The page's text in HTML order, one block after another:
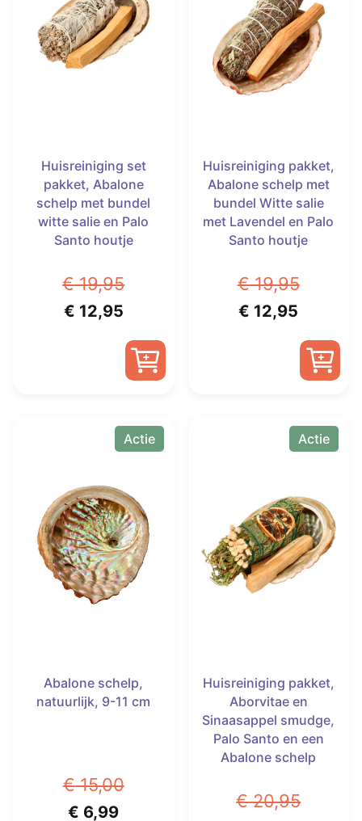
Huisreiniging set
pakket, Abalone
schelp met bundel
witte salie en Palo
Santo houtje
€19,95
Oorspronkelijke
€ 12,95Huidige
prijs
is:
Huisreiniging pakket,
Abalone schelp met
bundel Witte salie
met Lavendel en Palo
Santo houtje
€19,95
Oorspronkelijke
€ 12,95
prijs
is:
Actie
Abalone schelp,
natuurlijk, 9-11 cm
€15,00
Oorspronkelijke
€ 6,99Huidige
Actie
Huisreiniging pakket,
Aborvitae en
Sinaasappel smudge,
Palo Santo en een
Abalone schelp
€20,95